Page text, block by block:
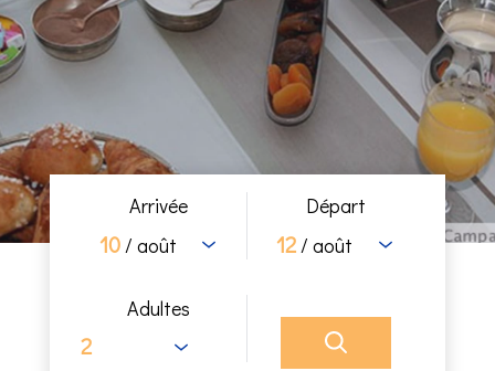
Arrivée
10/ août
Départ
12/ août
Adultes